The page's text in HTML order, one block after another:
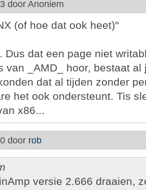
door Anoniem
(of hoe dat ook heet)"
Dus dat een page niet
van _AMD_ hoor, bestaat al
dat al tijden zonder
het ook ondersteunt. Tis
x86...
door rob
versie 2.666 draaien,